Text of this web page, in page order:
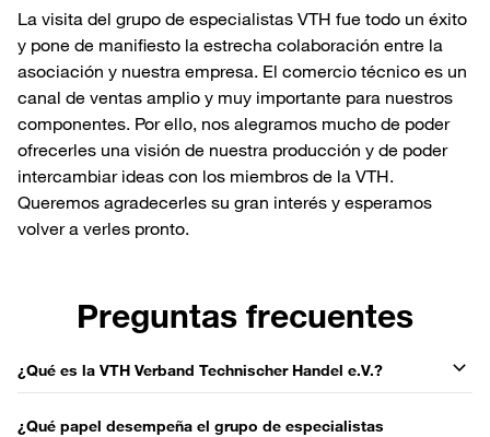
La visita del grupo de especialistas VTH fue todo un éxito
y pone de manifiesto la estrecha colaboración entre la
asociación y nuestra empresa. El comercio técnico es un
canal de ventas amplio y muy importante para nuestros
componentes. Por ello, nos alegramos mucho de poder
ofrecerles una visión de nuestra producción y de poder
intercambiar ideas con los miembros de la VTH.
Queremos agradecerles su gran interés y esperamos
volver a verles pronto.
Preguntas frecuentes
¿Qué es la VTH Verband Technischer Handel e.V.?
¿Qué papel desempeña el grupo de especialistas